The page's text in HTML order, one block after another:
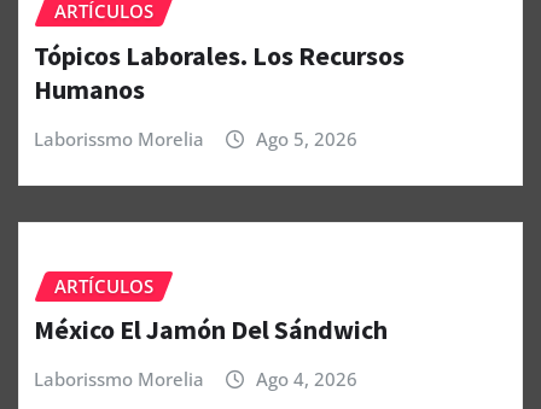
ARTÍCULOS
Tópicos Laborales. Los Recursos
Humanos
Laborissmo Morelia Ago 5, 2026
ARTÍCULOS
México El Jamón Del Sándwich
Laborissmo Morelia Ago 4, 2026